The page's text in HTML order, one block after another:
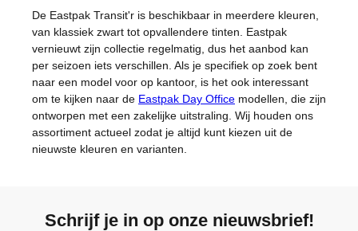
De Eastpak Transit'r is beschikbaar in meerdere kleuren,
van klassiek zwart tot opvallendere tinten. Eastpak
vernieuwt zijn collectie regelmatig, dus het aanbod kan
per seizoen iets verschillen. Als je specifiek op zoek bent
naar een model voor op kantoor, is het ook interessant
om te kijken naar de Eastpak Day Office modellen, die zijn
ontworpen met een zakelijke uitstraling. Wij houden ons
assortiment actueel zodat je altijd kunt kiezen uit de
nieuwste kleuren en varianten.
Schrijf je in op onze nieuwsbrief!